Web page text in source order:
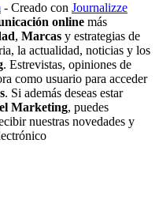
- Creado con Journalizze
online más
, Marcas y estrategias de
la actualidad, noticias y los
. Estrevistas, opiniones de
como usuario para acceder
. Si además deseas estar
Marketing, puedes
nuestras novedades y